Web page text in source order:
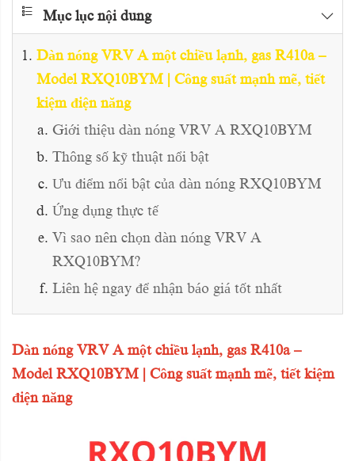
Mục lục nội dung
Dàn nóng VRV A một chiều lạnh, gas R410a –
Model RXQ10BYM | Công suất mạnh mẽ, tiết
kiệm điện năng
Giới thiệu dàn nóng VRV A RXQ10BYM
Thông số kỹ thuật nổi bật
Ưu điểm nổi bật của dàn nóng RXQ10BYM
Ứng dụng thực tế
Vì sao nên chọn dàn nóng VRV A
RXQ10BYM?
Liên hệ ngay để nhận báo giá tốt nhất
Dàn nóng VRV A một chiều lạnh, gas R410a –
Model RXQ10BYM | Công suất mạnh mẽ, tiết kiệm
điện năng